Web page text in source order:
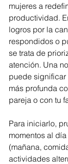
mujeres a
productividad.
logros por la
respondidos o
se trata de
atención. Una
puede
más profunda
pareja o con tu
Para iniciarlo,
momentos al
(mañana,
actividades